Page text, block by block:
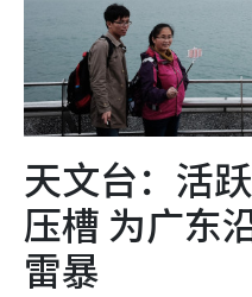
天文台：活
压槽 为广东
雷暴